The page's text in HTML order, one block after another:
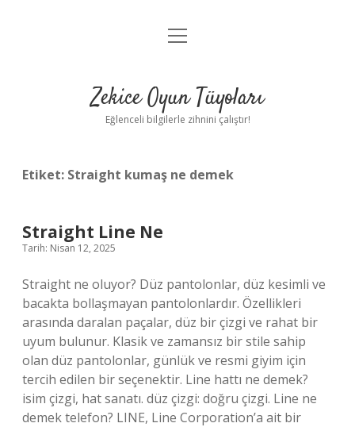
Anasayfa
Yasal Uyarı
menüyü
Zekice Oyun Tüyoları
Eğlenceli bilgilerle zihnini çalıştır!
Etiket: Straight kumaş ne demek
Straight Line Ne
Tarih: Nisan 12, 2025
Straight ne oluyor? Düz pantolonlar, düz kesimli ve
bacakta bollaşmayan pantolonlardır. Özellikleri
arasında daralan paçalar, düz bir çizgi ve rahat bir
uyum bulunur. Klasik ve zamansız bir stile sahip
olan düz pantolonlar, günlük ve resmi giyim için
tercih edilen bir seçenektir. Line hattı ne demek?
isim çizgi, hat sanatı. düz çizgi: doğru çizgi. Line ne
demek telefon? LINE, Line Corporation’a ait bir